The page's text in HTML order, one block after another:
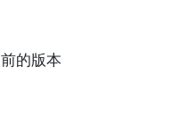
的版本